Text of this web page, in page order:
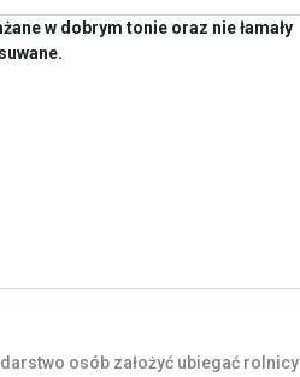
w dobrym tonie oraz nie łamały
osób założyć ubiegać rolnicy